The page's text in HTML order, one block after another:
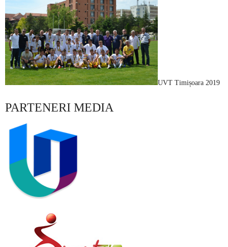
UVT Timișoara 2019
PARTENERI MEDIA